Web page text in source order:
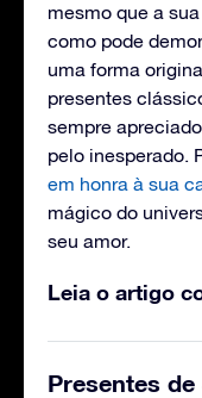
mesmo que a
como pode
uma forma
presentes
sempre
pelo inesperado.
em honra à sua
mágico do
seu amor.
Leia o artigo
Presentes